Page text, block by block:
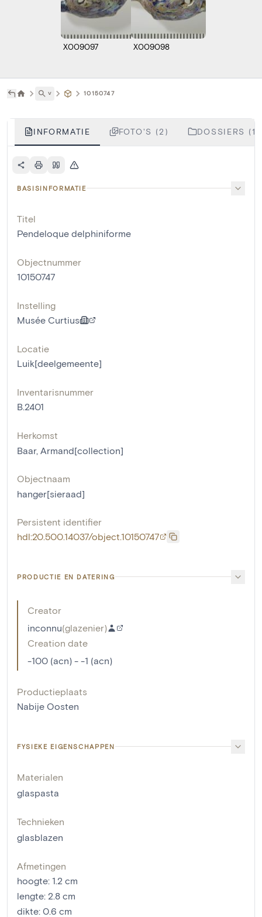
X009097 X009098
˅ 10150747
INFORMATIE FOTO'S (2) DOSSIERS (1)
BASISINFORMATIE
Titel
Pendeloque delphiniforme
Objectnummer
10150747
Instelling
Musée Curtius
Locatie
Luik[deelgemeente]
Inventarisnummer
B.2401
Herkomst
Baar, Armand[collection]
Objectnaam
hanger[sieraad]
Persistent identifier
hdl:20.500.14037/object.10150747
PRODUCTIE EN DATERING
Creator
inconnu(glazenier)
Creation date
-100 (acn) - -1 (acn)
Productieplaats
Nabije Oosten
FYSIEKE EIGENSCHAPPEN
Materialen
glaspasta
Technieken
glasblazen
Afmetingen
hoogte: 1.2 cm
lengte: 2.8 cm
dikte: 0.6 cm